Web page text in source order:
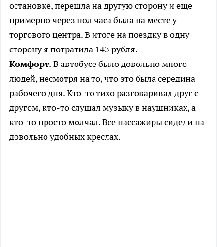
остановке, перешла на другую сторону и еще
примерно через пол часа была на месте у
торгового центра. В итоге на поездку в одну
сторону я потратила 143 рубля.
Комфорт.В автобусе было довольно много
людей, несмотря на то, что это была середина
рабочего дня. Кто-то тихо разговаривал друг с
другом, кто-то слушал музыку в наушниках, а
кто-то просто молчал. Все пассажиры сидели на
довольно удобных креслах.